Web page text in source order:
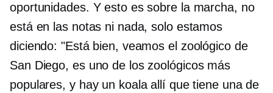
oportunidades. Y esto es sobre la marcha, no
está en las notas ni nada, solo estamos
diciendo: "Está bien, veamos el zoológico de
San Diego, es uno de los zoológicos más
populares, y hay un koala allí que tiene una de